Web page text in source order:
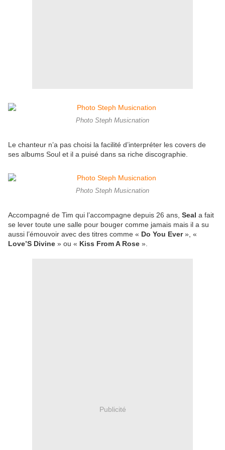
Photo Steph Musicnation
Le chanteur n’a pas choisi la facilité d’interpréter les covers de
ses albums Soul et il a puisé dans sa riche discographie.
Photo Steph Musicnation
Accompagné de Tim qui l’accompagne depuis 26 ans, Seal a fait
se lever toute une salle pour bouger comme jamais mais il a su
aussi l’émouvoir avec des titres comme « Do You Ever», «
Love’S Divine » ou « Kiss From A Rose ».
Publicité